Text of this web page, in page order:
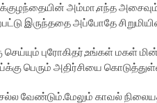
அம்மா,எந்த
இருந்ததை அப்போதே
புரோகிதர்,உங்கள் மகள்
பெரும் அதிர்சியை
வேண்டும்.மேலும் காவல்